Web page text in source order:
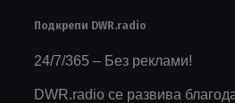
Подкрепи DWR.radio
24/7/365 – Без реклами!
DWR.radio се развива